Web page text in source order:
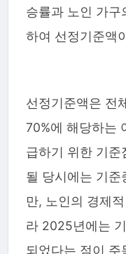
승률과 노인 가구
하여 선정기준액
선정기준액은 전
70%에 해당하는
급하기 위한 기준
될 당시에는 기준
만, 노인의 경제
라 2025년에는
되었다는 점이 주